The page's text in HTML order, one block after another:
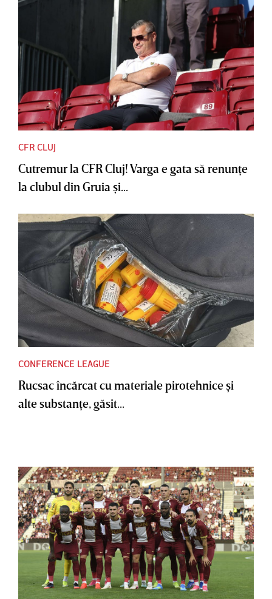
CFR CLUJ
Cutremur la CFR Cluj! Varga e gata să renunţe
la clubul din Gruia şi...
CONFERENCE LEAGUE
Rucsac încărcat cu materiale pirotehnice şi
alte substanţe, găsit...